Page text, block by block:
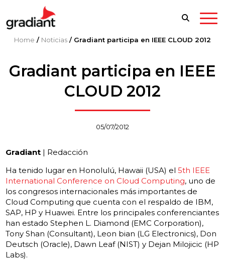
Home / Noticias / Gradiant participa en IEEE CLOUD 2012
Gradiant participa en IEEE
CLOUD 2012
05/07/2012
Gradiant | Redacción
Ha tenido lugar en Honolulú, Hawaii (USA) el5th IEEE
International Conference on Cloud Computing, uno de
los congresos internacionales más importantes de
Cloud Computing que cuenta con el respaldo de IBM,
SAP, HP y Huawei. Entre los principales conferenciantes
han estado Stephen L. Diamond (EMC Corporation),
Tony Shan (Consultant), Leon bian (LG Electronics), Don
Deutsch (Oracle), Dawn Leaf (NIST) y Dejan Milojicic (HP
Labs).